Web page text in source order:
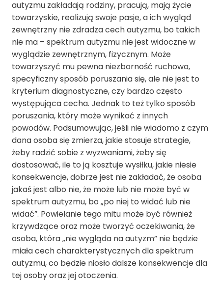
autyzmu zakładają rodziny, pracują, mają życie
towarzyskie, realizują swoje pasje, a ich wygląd
zewnętrzny nie zdradza cech autyzmu, bo takich
nie ma – spektrum autyzmu nie jest widoczne w
wyglądzie zewnętrznym, fizycznym. Może
towarzyszyć mu pewna niezborność ruchowa,
specyficzny sposób poruszania się, ale nie jest to
kryterium diagnostyczne, czy bardzo często
występująca cecha. Jednak to też tylko sposób
poruszania, który może wynikać z innych
powodów. Podsumowując, jeśli nie wiadomo z czym
dana osoba się zmierza, jakie stosuje strategie,
żeby radzić sobie z wyzwaniami, żeby się
dostosować, ile to ją kosztuje wysiłku, jakie niesie
konsekwencje, dobrze jest nie zakładać, że osoba
jakaś jest albo nie, że może lub nie może być w
spektrum autyzmu, bo „po niej to widać lub nie
widać”. Powielanie tego mitu może być również
krzywdzące oraz może tworzyć oczekiwania, że
osoba, która „nie wygląda na autyzm” nie będzie
miała cech charakterystycznych dla spektrum
autyzmu, co będzie niosło dalsze konsekwencje dla
tej osoby oraz jej otoczenia.